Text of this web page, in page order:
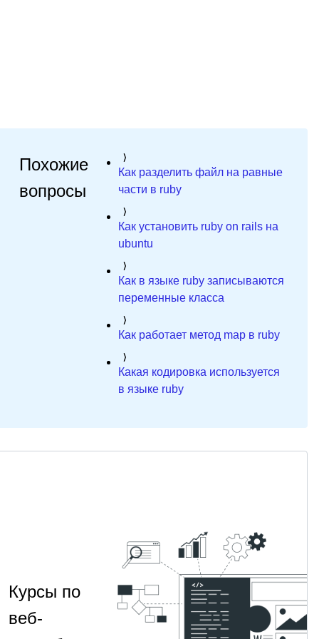
Похожие
вопросы
Как разделить файл на равные
части в ruby
Как установить ruby on rails на
ubuntu
Как в языке ruby записываются
переменные класса
Как работает метод map в ruby
Какая кодировка используется
в языке ruby
Курсы по
веб-